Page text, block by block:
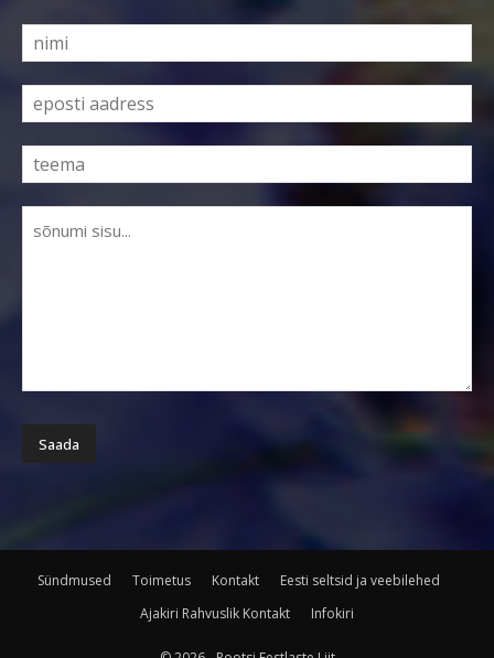
Sündmused Toimetus Kontakt
Eesti seltsid ja veebilehed
Ajakiri Rahvuslik Kontakt
Infokiri